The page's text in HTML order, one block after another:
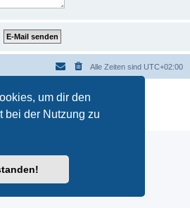
um dir den
bei der Nutzung zu
Alle Zeiten sind UTC+02:00
® Forum Software © phpBB Limited
Übersetzung durch
|Nutzungsbedingungen